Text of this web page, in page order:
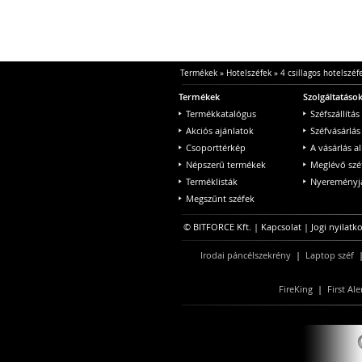
Termékek» Hotelszéfek» 4 csillagos
Termékek
Termékkatalógus
Akciós ajánlatok
Csoporttérkép
Népszerű termékek
Terméklisták
Megszűnt széfek
Szolgáltatások
A vásárlás
Meglévő
© BITFORCE Kft. | Kapcsolat | Jogi
Irodai páncélszekrény| Laptop széf|
FireKing | First